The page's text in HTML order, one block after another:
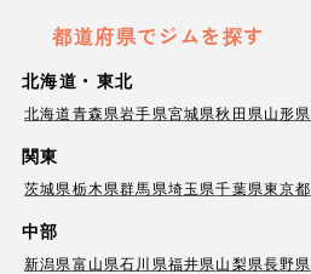
都道府県でジムを探す
北海道・東北
北海道青森県岩手県宮城県秋田県山形県
関東
茨城県栃木県群馬県埼玉県千葉県東京都
中部
新潟県富山県石川県福井県山梨県長野県